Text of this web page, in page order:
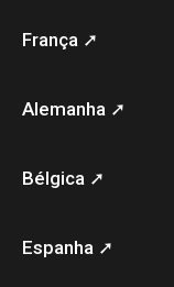
França ➚
Alemanha ➚
Bélgica ➚
Espanha ➚